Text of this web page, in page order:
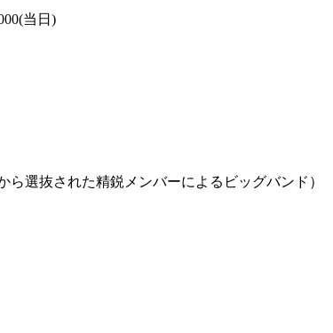
当日)
選抜された精鋭メンバーによるビッグバンド）